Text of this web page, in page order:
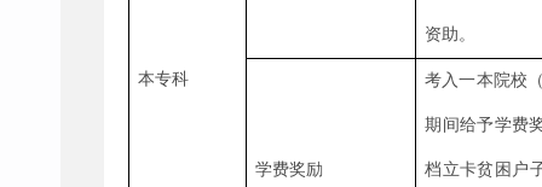
本专科
资助。
学费奖励
考入一本院校
期间给予学费
档立卡贫困户